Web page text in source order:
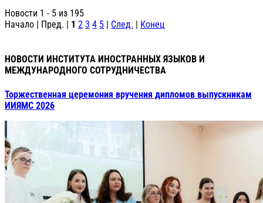
Новости 1 - 5 из 195
Начало | Пред. | 1 2 3 4 5 | След. | Конец
НОВОСТИ ИНСТИТУТА ИНОСТРАННЫХ ЯЗЫКОВ И
МЕЖДУНАРОДНОГО СОТРУДНИЧЕСТВА
Торжественная церемония вручения дипломов выпускникам
ИИЯМС 2026